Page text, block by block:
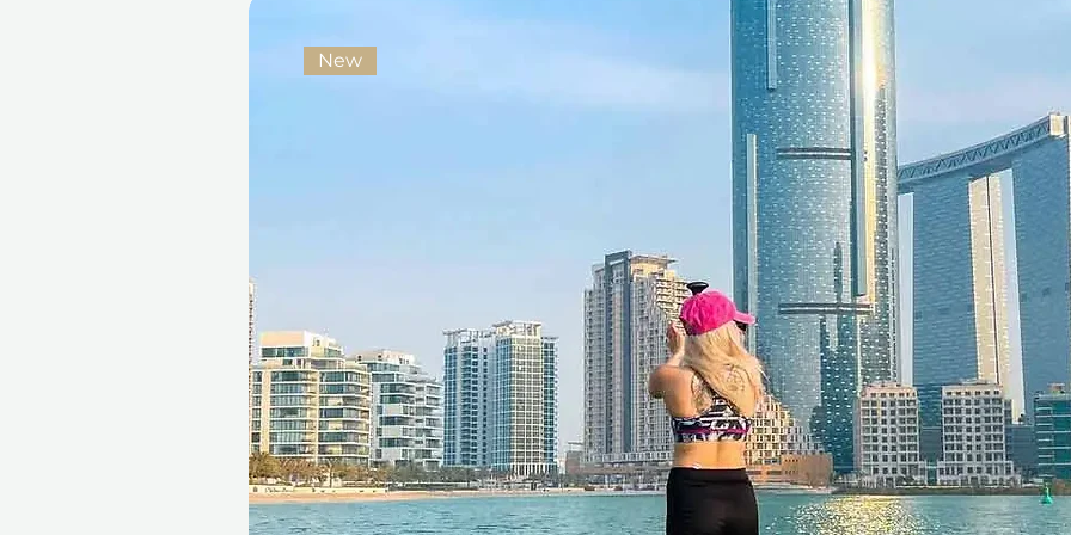
Promyšlený & univerzální dárek
: Ideální pro narozeniny, výročí
nebo jako významné „děkuji“
: Wellness dárek, který nabízí
lze jednoduše uplatnit online, což
příjemcům dává plnou kontrolu nad jejich rezervací. Voucher je
platný po dobu 12 měsíců, což nabízí flexibilitu užít si zážitek podle
jejich pohodlí. Pokud si příjemce přeje jiný zážitek, voucher lze
vyměnit přes Ithara.ae bez dalších poplatků.
New